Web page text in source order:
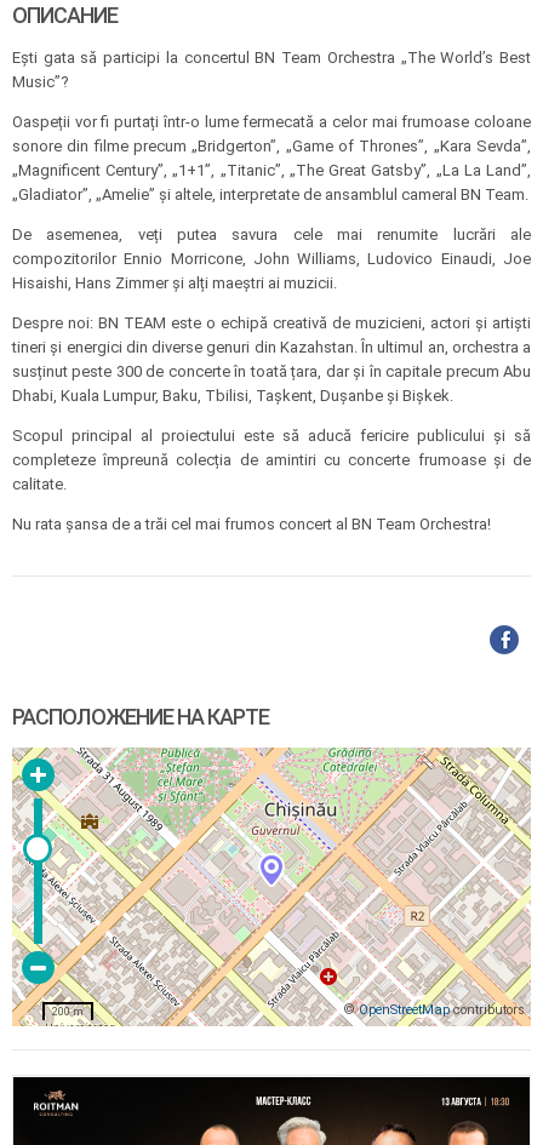
ОПИСАНИЕ
Ești gata să participi la concertul BN Team Orchestra „The World’s Best
Music”?
Oaspeții vor fi purtați într-o lume fermecată a celor mai frumoase coloane
sonore din filme precum „Bridgerton”, „Game of Thrones”, „Kara Sevda”,
„Magnificent Century”, „1+1”, „Titanic”, „The Great Gatsby”, „La La Land”,
„Gladiator”, „Amelie” și altele, interpretate de ansamblul cameral BN Team.
De asemenea, veți putea savura cele mai renumite lucrări ale
compozitorilor Ennio Morricone, John Williams, Ludovico Einaudi, Joe
Hisaishi, Hans Zimmer și alți maeștri ai muzicii.
Despre noi: BN TEAM este o echipă creativă de muzicieni, actori și artiști
tineri și energici din diverse genuri din Kazahstan. În ultimul an, orchestra a
susținut peste 300 de concerte în toată țara, dar și în capitale precum Abu
Dhabi, Kuala Lumpur, Baku, Tbilisi, Tașkent, Dușanbe și Bișkek.
Scopul principal al proiectului este să aducă fericire publicului și să
completeze împreună colecția de amintiri cu concerte frumoase și de
calitate.
Nu rata șansa de a trăi cel mai frumos concert al BN Team Orchestra!
РАСПОЛОЖЕНИЕ НА КАРТЕ
©OpenStreetMapcontributors
200 m